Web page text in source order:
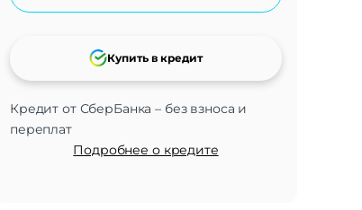
Кредит от СберБанка – без взноса и
переплат
Подробнее о кредите
Купить в кредит